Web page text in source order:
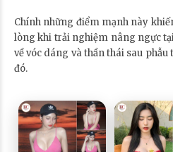
Chính những điểm mạnh này
lòng khi trải nghiệm nâng ngực
về vóc dáng và thần thái sau
đó.